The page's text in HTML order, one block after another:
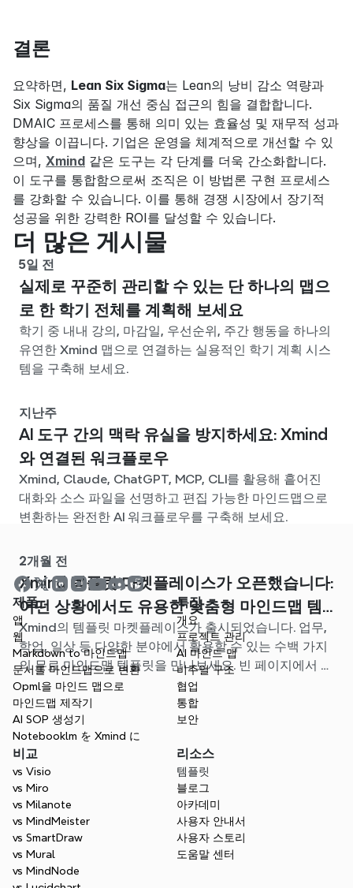
결론
요약하면, Lean Six Sigma는 Lean의 낭비 감소 역량과
Six Sigma의 품질 개선 중심 접근의 힘을 결합합니다.
DMAIC 프로세스를 통해 의미 있는 효율성 및 재무적 성과
향상을 이끕니다. 기업은 운영을 체계적으로 개선할 수 있
으며, Xmind 같은 도구는 각 단계를 더욱 간소화합니다.
이 도구를 통합함으로써 조직은 이 방법론 구현 프로세스
를 강화할 수 있습니다. 이를 통해 경쟁 시장에서 장기적
성공을 위한 강력한 ROI를 달성할 수 있습니다.
더 많은 게시물
5일 전
실제로 꾸준히 관리할 수 있는 단 하나의 맵으
로 한 학기 전체를 계획해 보세요
학기 중 내내 강의, 마감일, 우선순위, 주간 행동을 하나의
유연한 Xmind 맵으로 연결하는 실용적인 학기 계획 시스
템을 구축해 보세요.
지난주
AI 도구 간의 맥락 유실을 방지하세요: Xmind
와 연결된 워크플로우
Xmind, Claude, ChatGPT, MCP, CLI를 활용해 흩어진
대화와 소스 파일을 선명하고 편집 가능한 마인드맵으로
변환하는 완전한 AI 워크플로우를 구축해 보세요.
2개월 전
Xmind 템플릿 마켓플레이스가 오픈했습니다:
어떤 상황에서도 유용한 맞춤형 마인드맵 템
플릿을 찾아보세요
Xmind의 템플릿 마켓플레이스가 출시되었습니다. 업무,
학업, 일상 등 다양한 분야에서 활용할 수 있는 수백 가지
의 무료 마인드맵 템플릿을 만나보세요. 빈 페이지에서 고
민할 필요 없이, 나에게 딱 맞는 시작점을 찾아보세요.
제품
앱
웹
Markdown to 마인드맵
문서를 마인드맵으로 변환
Opml을 마인드 맵으로
마인드맵 제작기
AI SOP 생성기
Notebooklm を Xmind に
특징
개요
프로젝트 관리
AI 마인드 맵
비주얼 구조
협업
통합
보안
비교
vs Visio
vs Miro
vs Milanote
vs MindMeister
vs SmartDraw
vs Mural
vs MindNode
리소스
템플릿
블로그
아카데미
사용자 안내서
사용자 스토리
도움말 센터